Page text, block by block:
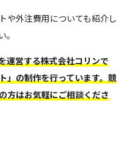
や外注費用についても紹介し
運営する株式会社コリンで
」の制作を行っています。競
方はお気軽にご相談くださ